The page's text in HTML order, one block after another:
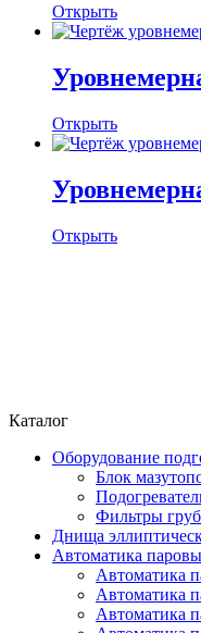
Открыть
Открыть
Открыть
Каталог
Оборудование
Блок
Фильтры
Днища
Автоматика
Автоматика
Автоматика
Автоматика